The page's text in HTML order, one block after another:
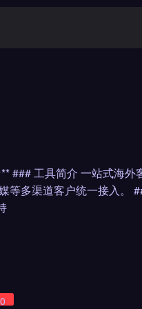
### 工具简介 一站式海
等多渠道客户统一接入。
0